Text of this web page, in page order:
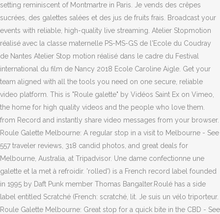
setting reminiscent of Montmartre in Paris. Je vends des crêpes
sucrées, des galettes salées et des jus de fruits frais. Broadcast your
events with reliable, high-quality live streaming. Atelier Stopmotion
réalisé avec la classe maternelle PS-MS-GS de l'Ecole du Coudray
de Nantes Atelier Stop motion réalisé dans le cadre du Festival
international du film de Nancy 2018 Ecole Caroline Aigle. Get your
team aligned with all the tools you need on one secure, reliable
video platform. This is "Roule galette" by Vidéos Saint Ex on Vimeo,
the home for high quality videos and the people who love them.
from Record and instantly share video messages from your browser.
Roule Galette Melbourne: A regular stop in a visit to Melbourne - See
557 traveler reviews, 318 candid photos, and great deals for
Melbourne, Australia, at Tripadvisor. Une dame confectionne une
galette et la met à refroidir. 'rolled') is a French record label founded
in 1995 by Daft Punk member Thomas Bangalter.Roulé has a side
label entitled Scratché (French: scratché, lit. Je suis un vélo triporteur.
Roule Galette Melbourne: Great stop for a quick bite in the CBD - See